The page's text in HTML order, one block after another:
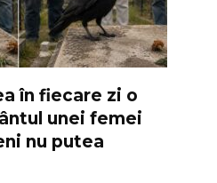
în fiecare zi o
unei femei
nu putea